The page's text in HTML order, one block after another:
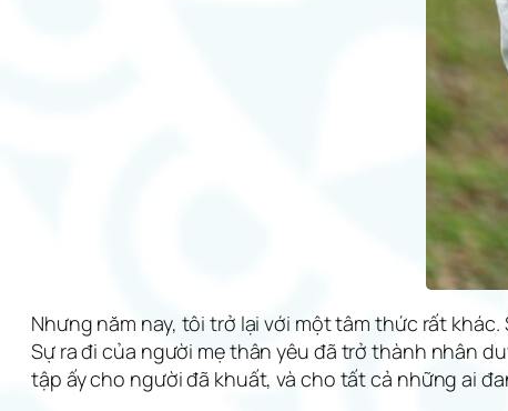
Nhưng năm nay, tôi trở lại với một tâm thức rất
Sự ra đi của người mẹ thân yêu đã trở thành nhân
tập ấy cho người đã khuất, và cho tất cả những ai